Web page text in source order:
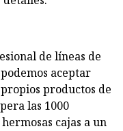
de líneas de
aceptar
productos de
las 1000
cajas a un